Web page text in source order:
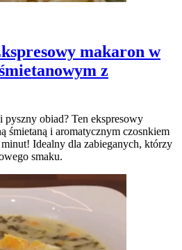
makaron w
z
pyszny obiad? Ten ekspresowy
śmietaną i aromatycznym czosnkiem
Idealny dla zabieganych, którzy
smaku.